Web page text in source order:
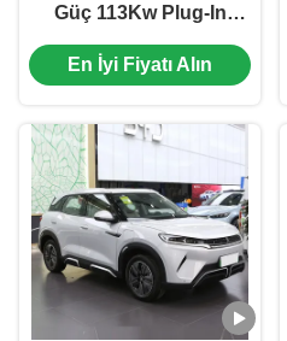
Güç 113Kw Plug-In
Hibrit 2023 Haval H6
Dht-phev Enerji Sol El
Uygulama Aracı
En İyi Fiyatı Alın